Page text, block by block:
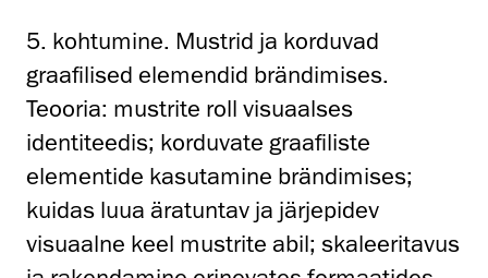
5. kohtumine. Mustrid ja korduvad
graafilised elemendid brändimises.
Teooria: mustrite roll visuaalses
identiteedis; korduvate graafiliste
elementide kasutamine brändimises;
kuidas luua äratuntav ja järjepidev
visuaalne keel mustrite abil; skaleeritavus